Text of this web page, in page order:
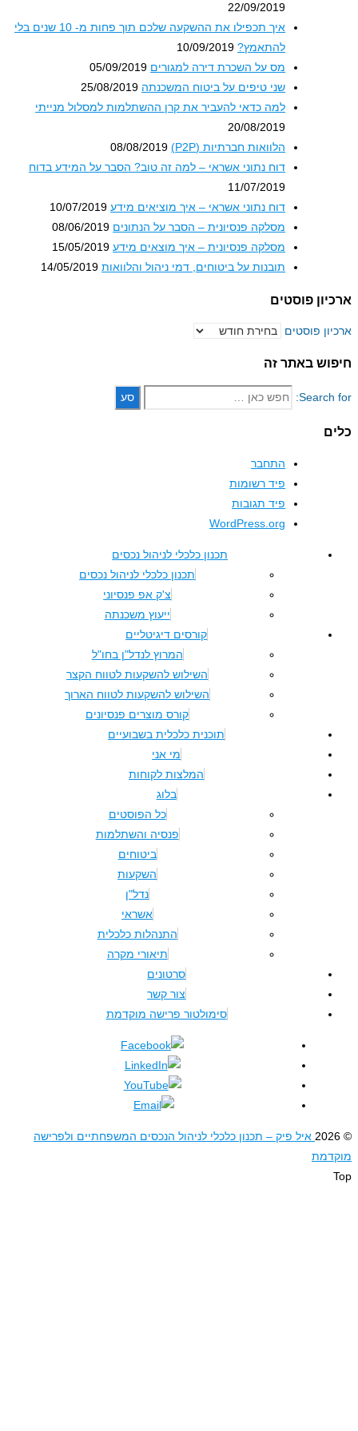
22/09/2019
איך תכפילו את ההשקעה שלכם תוך פחות מ- 10 שנים בלי
10/09/2019
מס על השכרת דירה למגורים 05/09/2019
שני טיפים על ביטוח המשכנתה 25/08/2019
למה כדאי להעביר את קרן ההשתלמות למסלול מנייתי
20/08/2019
הלוואות חברתיות (P2P)
08/08/2019
דוח נתוני אשראי – למה זה טוב? הסבר על המידע בדוח
11/07/2019
דוח נתוני אשראי – איך מוציאים מידע 10/07/2019
מסלקה פנסיונית – הסבר על הנתונים 08/06/2019
מסלקה פנסיונית – איך מוצאים מידע 15/05/2019
תובנות על ביטוחים, דמי ניהול והלוואות 14/05/2019
זה
פיד רשומות
פיד תגובות
WordPress.org
תכנון כלכלי לניהול נכסים
תכנון כלכלי לניהול נכסים
צ'ק אפ פנסיוני
ייעוץ משכנתה
קורסים דיגיטליים
המרוץ לנדל"ן בחו"ל
השילוש להשקעות לטווח הקצר
השילוש להשקעות לטווח הארוך
קורס מוצרים פנסיונים
תוכנית כלכלית בשבועיים
המלצות לקוחות
כל הפוסטים
פנסיה והשתלמות
התנהלות כלכלית
תיאורי מקרה
סימולטור פרישה מוקדמת
פיק – תכנון כלכלי לניהול הנכסים המשפחתיים ולפרישה